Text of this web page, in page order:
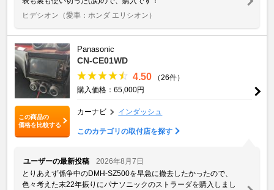
ヒデシオン （愛車：ホンダ エリシオン）
この商品の
価格を比較する
Panasonic
CN-CE01WD
4.50
（26件）
購入価格：65,000円
カーナビ インダッシュ
このカテゴリの取付店を探す
ユーザーの最新投稿
2026年8月7日
とりあえず係争中のDMH-SZ500を早急に撤去したかったので、
色々考えた末22年振りにパナソニックのストラーダを購入しまし